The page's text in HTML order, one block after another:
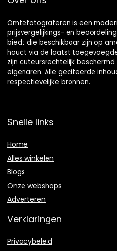
Omtefotograferen is een
prijsvergelijkings- en
biedt die beschikbaar zijn op
houdt via de laatst
zijn auteursrechtelijk
eigenaren. Alle geciteerde
respectievelijke bronnen.
Snelle links
Home
Alles winkelen
Blogs
Onze webshops
Adverteren
Verklaringen
Privacybeleid